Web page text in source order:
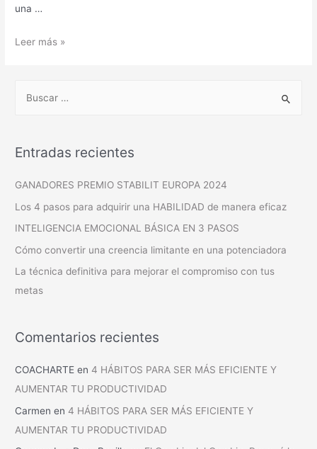
una …
Leer más »
Entradas recientes
GANADORES PREMIO STABILIT EUROPA 2024
Los 4 pasos para adquirir una HABILIDAD de manera eficaz
INTELIGENCIA EMOCIONAL BÁSICA EN 3 PASOS
Cómo convertir una creencia limitante en una potenciadora
La técnica definitiva para mejorar el compromiso con tus
metas
Comentarios recientes
COACHARTE en4 HÁBITOS PARA SER MÁS EFICIENTE Y
AUMENTAR TU PRODUCTIVIDAD
Carmen en4 HÁBITOS PARA SER MÁS EFICIENTE Y
AUMENTAR TU PRODUCTIVIDAD